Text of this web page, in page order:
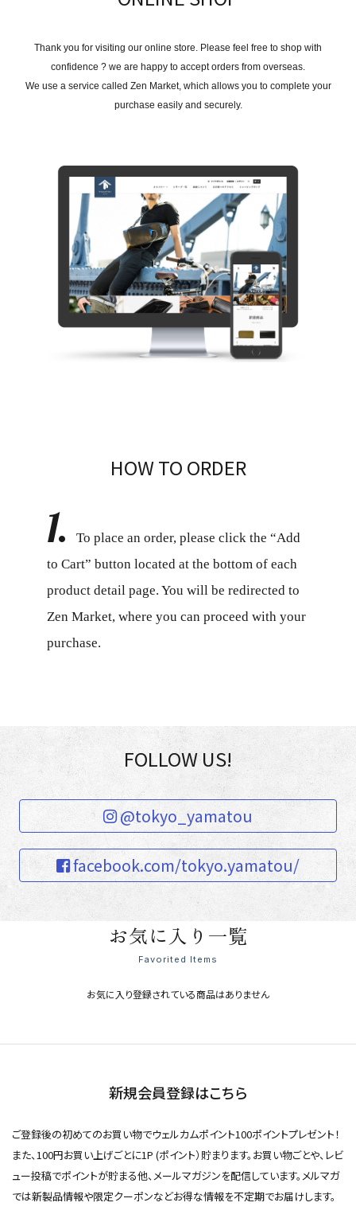
Thank you for visiting our online store. Please feel free to shop with
confidence ? we are happy to accept orders from overseas.
We use a service called Zen Market, which allows you to complete your
purchase easily and securely.
HOW TO ORDER
1.
To place an order, please click the “Add
to Cart” button located at the bottom of each
product detail page. You will be redirected to
Zen Market, where you can proceed with your
purchase.
FOLLOW US!
@tokyo_yamatou
facebook.com/tokyo.yamatou/
お気に入り一覧
Favorited Items
お気に入り登録されている商品はありません
新規会員登録はこちら
ご登録後の初めてのお買い物でウェルカムポイント100ポイントプレゼント！
また、100円お買い上げごとに1P (ポイント）貯まります。お買い物ごとや、レビ
ュー投稿でポイントが貯まる他、メールマガジンを配信しています。メルマガ
では新製品情報や限定クーポンなどお得な情報を不定期でお届けします。